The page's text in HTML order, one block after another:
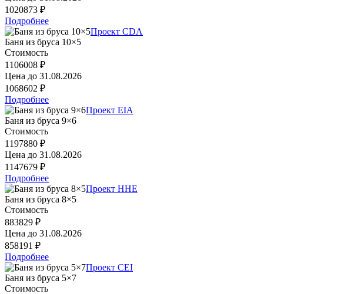
1020873 ₽
Подробнее
Проект CDA
Баня из бруса 10×5
Стоимость
1106008 ₽
Цена до 31.08.2026
1068602 ₽
Подробнее
Проект EIA
Баня из бруса 9×6
Стоимость
1197880 ₽
Цена до 31.08.2026
1147679 ₽
Подробнее
Проект HHE
Баня из бруса 8×5
Стоимость
883829 ₽
Цена до 31.08.2026
858191 ₽
Подробнее
Проект CEI
Баня из бруса 5×7
Стоимость